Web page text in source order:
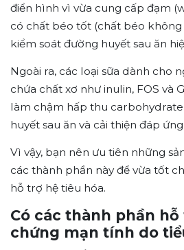
điển hình vì vừa cung cấp đạm
có chất béo tốt (chất béo
kiểm soát đường huyết sau ăn
Ngoài ra, các loại sữa dành cho
chứa chất xơ như inulin, FOS và
làm chậm hấp thu
huyết sau ăn và cải thiện đáp
Vì vậy, bạn nên ưu tiên những
các thành phần này để vừa tốt
hỗ trợ hệ tiêu hóa.
Có các thành phần
chứng mạn tính do